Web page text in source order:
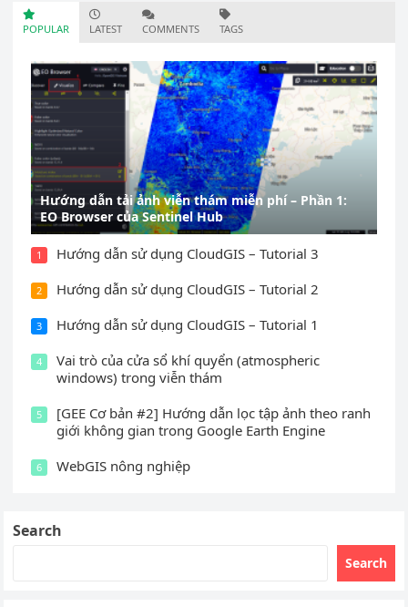
POPULAR LATEST COMMENTS TAGS
Hướng dẫn tải ảnh viễn thám miễn phí – Phần 1:
EO Browser của Sentinel Hub
1 Hướng dẫn sử dụng CloudGIS – Tutorial 3
2 Hướng dẫn sử dụng CloudGIS – Tutorial 2
3 Hướng dẫn sử dụng CloudGIS – Tutorial 1
4
Vai trò của cửa sổ khí quyển (atmospheric
windows) trong viễn thám
5
[GEE Cơ bản #2] Hướng dẫn lọc tập ảnh theo ranh
giới không gian trong Google Earth Engine
6 WebGIS nông nghiệp
Search
Search